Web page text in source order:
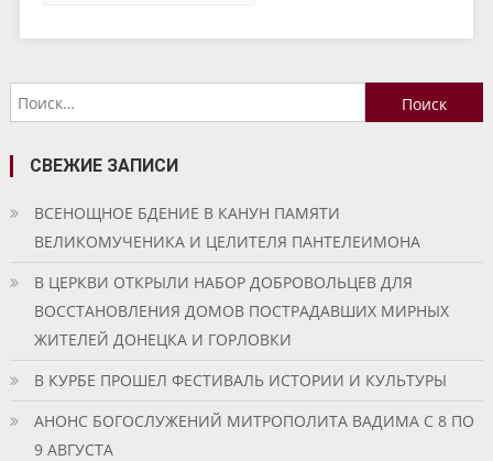
Найти:
СВЕЖИЕ ЗАПИСИ
ВСЕНОЩНОЕ БДЕНИЕ В КАНУН ПАМЯТИ
ВЕЛИКОМУЧЕНИКА И ЦЕЛИТЕЛЯ ПАНТЕЛЕИМОНА
В ЦЕРКВИ ОТКРЫЛИ НАБОР ДОБРОВОЛЬЦЕВ ДЛЯ
ВОССТАНОВЛЕНИЯ ДОМОВ ПОСТРАДАВШИХ МИРНЫХ
ЖИТЕЛЕЙ ДОНЕЦКА И ГОРЛОВКИ
В КУРБЕ ПРОШЕЛ ФЕСТИВАЛЬ ИСТОРИИ И КУЛЬТУРЫ
АНОНС БОГОСЛУЖЕНИЙ МИТРОПОЛИТА ВАДИМА С 8 ПО
9 АВГУСТА